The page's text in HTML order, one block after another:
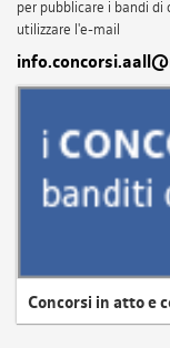
per pubblicare i bandi
utilizzare l'e-mail
Concorsi in atto e